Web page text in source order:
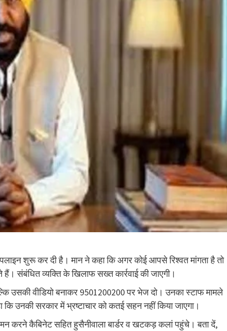
शुरू कर दी है। मान ने कहा कि अगर कोई आपसे रिश्वत मांगता है तो
संबंधित व्यक्ति के खिलाफ सख्त कार्रवाई की जाएगी।
उसकी वीडियो बनाकर 9501200200 पर भेज दो। उनका स्टाफ मामले
कि उनकी सरकार में भ्रष्टाचार को कतई सहन नहीं किया जाएगा।
करने कैबिनेट सहित हुसैनीवाला बार्डर व खटकड़ कलां पहुंचे। बता दें,